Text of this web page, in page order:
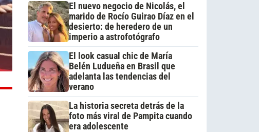
El nuevo negocio de Nicolás, el
marido de Rocío Guirao Díaz en el
desierto: de heredero de un
imperio a astrofotógrafo
El look casual chic de María
Belén Ludueña en Brasil que
adelanta las tendencias del
verano
La historia secreta detrás de la
foto más viral de Pampita cuando
era adolescente